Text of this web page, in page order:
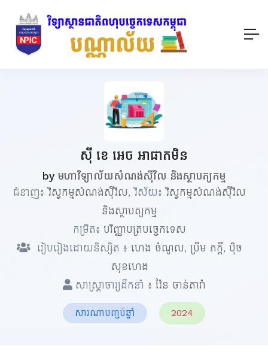
ស៊ី ខេ អេច អាផាតមិន
by មហាវិទ្យាល័យសំណង់ស៊ីវិល និងស្ថាបត្យកម្ម
ជំនាញ៖វិស្វកម្មសំណង់ស៊ីវិល, វិស័យ៖វិស្វកម្មសំណង់ស៊ីវិល
និងស្ថាបត្យកម្ម
កម្រិត៖ បរិញ្ញាបត្របច្ចេកទេស
រៀបរៀងដោយនិស្សិត ៖ ហេង​ ចំណូល, ប្រឹម ភក្តី, ប៉ិច
សុខហេង
សាស្ត្រាចារ្យដឹកនាំ ៖ វ៉ែន ចាន់តារ៉ា
សារណាបញ្ចប់ឆ្នាំ 2024